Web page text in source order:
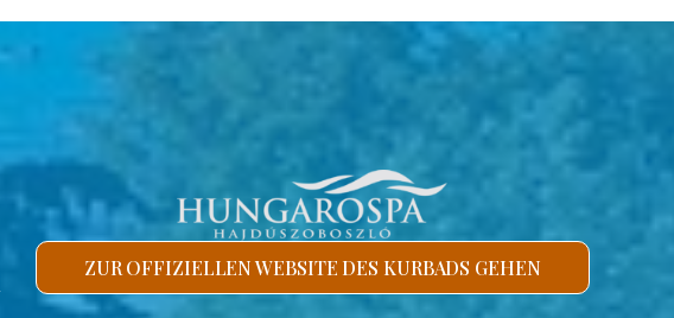
ZUR OFFIZIELLEN WEBSITE DES KURBADS GEHEN